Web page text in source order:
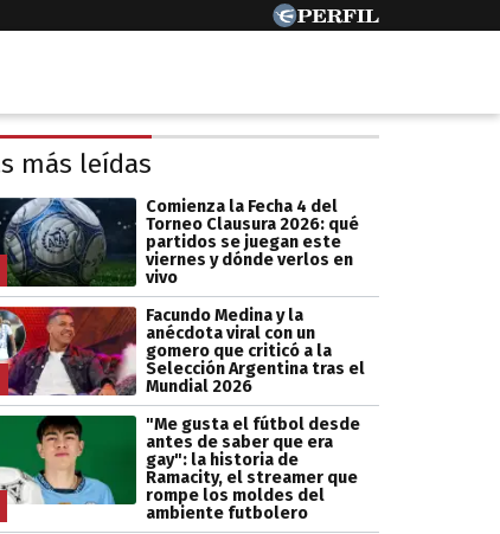
más leídas
Comienza la Fecha 4 del
Torneo Clausura 2026: qué
partidos se juegan este
viernes y dónde verlos en
vivo
Facundo Medina y la
anécdota viral con un
gomero que criticó a la
Selección Argentina tras el
Mundial 2026
"Me gusta el fútbol desde
antes de saber que era
gay": la historia de
Ramacity, el streamer que
rompe los moldes del
ambiente futbolero